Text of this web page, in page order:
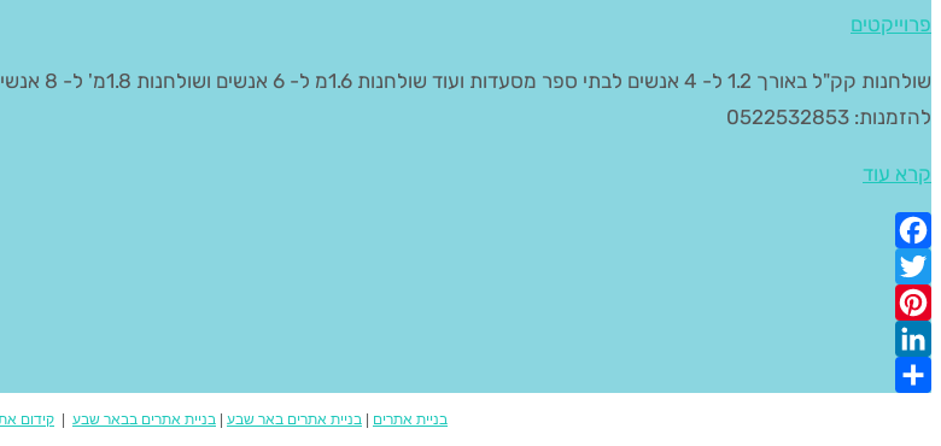
פרוייקטים
שולחנות קק"ל באורך
להזמנות: 0522532853​
קרא עוד
Facebook
Twitter
Pinterest
LinkedIn
בניית אתרים בניית אתרים באר שבע בניית אתרים בבאר שבע קידום